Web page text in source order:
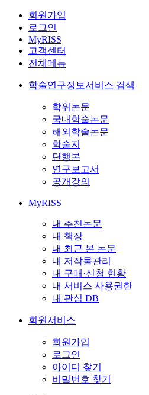
회원가입
로그인
MyRISS
고객센터
전체메뉴
학술연구정보서비스 검색
학위논문
국내학술논문
해외학술논문
학술지
단행본
연구보고서
공개강의
MyRISS
내 추천논문
내 책장
내 최근 본 논문
내 저작물관리
내 구매·신청 현황
내 서비스 사용권한
내 관심 DB
회원서비스
회원가입
로그인
아이디 찾기
비밀번호 찾기